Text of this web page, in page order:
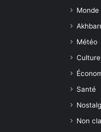
Monde
Météo
Santé
Non